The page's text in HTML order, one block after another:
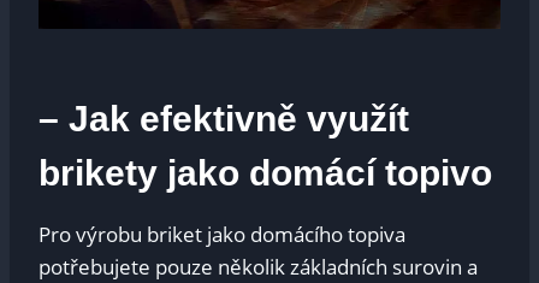
– Jak efektivně využít
brikety jako domácí topivo
Pro výrobu briket jako domácího topiva
potřebujete pouze několik základních surovin a